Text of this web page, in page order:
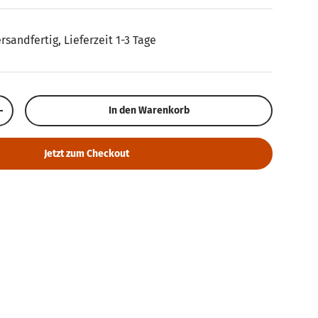
Lieferzeit 1-3 Tage
erhöhen In den Warenkorb
Jetzt zum Checkout